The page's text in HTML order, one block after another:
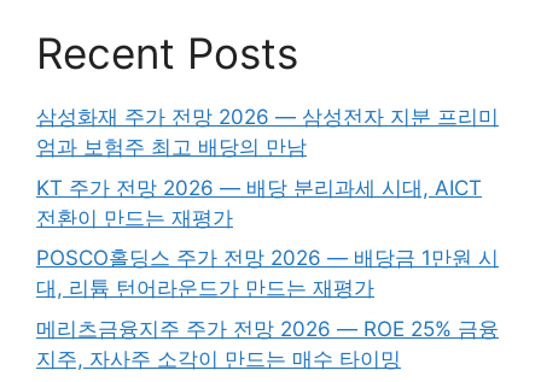
Recent Posts
삼성화재 주가 전망 2026 — 삼성전자 지분 프리미
엄과 보험주 최고 배당의 만남
KT 주가 전망 2026 — 배당 분리과세 시대, AICT
전환이 만드는 재평가
POSCO홀딩스 주가 전망 2026 — 배당금 1만원 시
대, 리튬 턴어라운드가 만드는 재평가
메리츠금융지주 주가 전망 2026 — ROE 25% 금융
지주, 자사주 소각이 만드는 매수 타이밍